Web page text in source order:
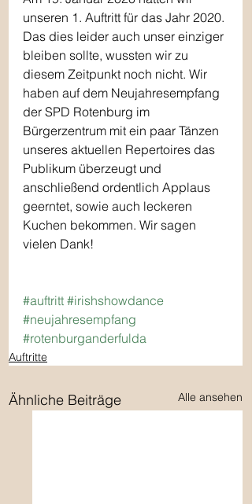
unseren 1. Auftritt für das Jahr 2020.
Das dies leider auch unser einziger
bleiben sollte, wussten wir zu
diesem Zeitpunkt noch nicht. Wir
haben auf dem Neujahresempfang
der SPD Rotenburg im
Bürgerzentrum mit ein paar Tänzen
unseres aktuellen Repertoires das
Publikum überzeugt und
anschließend ordentlich Applaus
geerntet, sowie auch leckeren
Kuchen bekommen. Wir sagen
vielen Dank!
#auftritt #irishshowdance
#neujahresempfang
#rotenburganderfulda
Auftritte
Ähnliche Beiträge Alle ansehen